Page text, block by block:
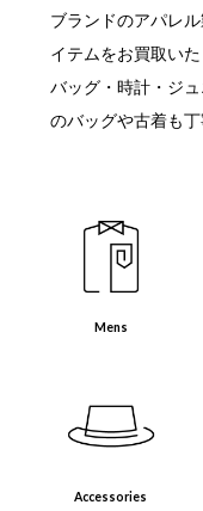
ブランドのアパレ
イテムをお買取いた
バッグ・時計・ジ
のバッグや古着も丁
Mens
Accessories